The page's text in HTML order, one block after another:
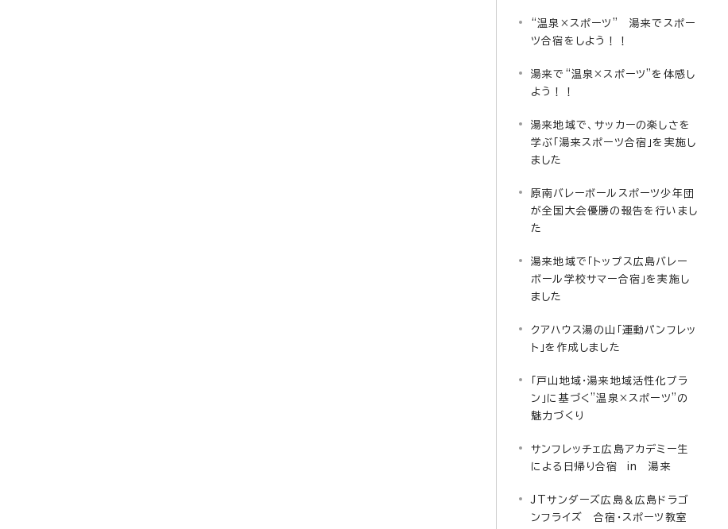
“温泉×スポーツ” 湯来でスポー
ツ合宿をしよう！！
湯来で“温泉×スポーツ”を体感し
よう！！
湯来地域で、サッカーの楽しさを
学ぶ「湯来スポーツ合宿」を実施し
ました
原南バレーボールスポーツ少年団
が全国大会優勝の報告を行いまし
た
湯来地域で「トップス広島バレー
ボール学校サマー合宿」を実施し
ました
クアハウス湯の山「運動パンフレッ
ト」を作成しました
「戸山地域・湯来地域活性化プラ
ン」に基づく”温泉×スポーツ”の
魅力づくり
サンフレッチェ広島アカデミー生
による日帰り合宿 in 湯来
JTサンダーズ広島＆広島ドラゴ
ンフライズ 合宿・スポーツ教室